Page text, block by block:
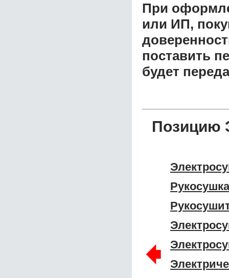
При
или ИП,
поставить
будет
Позицию
🠸